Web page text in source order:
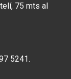
75 mts al
5241.